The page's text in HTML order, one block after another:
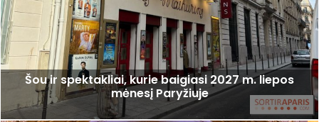
Šou ir spektakliai, kurie baigiasi 2027 m. liepos
mėnesį Paryžiuje